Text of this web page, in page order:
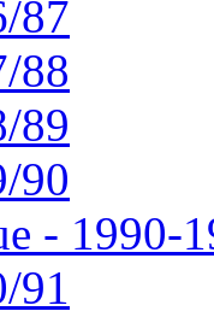
87
88
89
90
- 1990-
91